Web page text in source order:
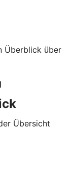
Überblick über
Übersicht